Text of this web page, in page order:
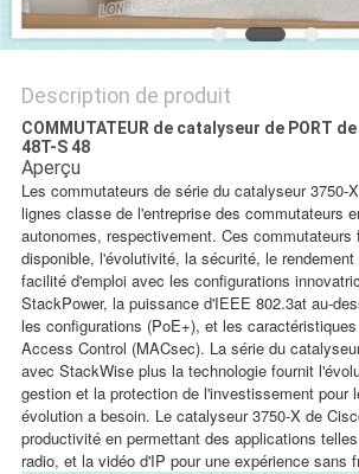
POLITIQUE
DE
CONFIDENTIALITÉ
Description de produit
COMMUTATEUR de catalyseur de PORT
48T-S 48
Aperçu
Les commutateurs de série du catalyseur 3750-
lignes classe de l'entreprise des commutateurs
autonomes, respectivement. Ces
disponible, l'évolutivité, la sécurité, le
facilité d'emploi avec les configurations
StackPower, la puissance d'IEEE 802.3at au-
les configurations (PoE+), et les
Access Control (MACsec). La série du
avec StackWise plus la technologie fournit
gestion et la protection de l'investissement pour
évolution a besoin. Le catalyseur 3750-X de
productivité en permettant des applications
radio, et la vidéo d'IP pour une expérience sans